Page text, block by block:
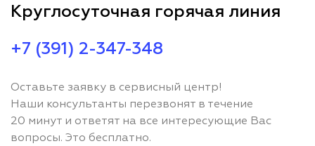
Круглосуточная горячая линия
+7 (391) 2-347-348
Оставьте заявку в сервисный центр!
Наши консультанты перезвонят в течение
20 минут и ответят на все интересующие Вас
вопросы. Это бесплатно.